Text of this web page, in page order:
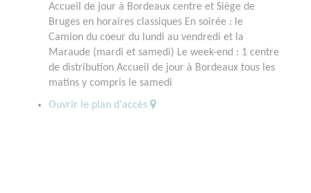
Accueil de jour à Bordeaux centre et Siège de
Bruges en horaires classiques En soirée : le
Camion du coeur du lundi au vendredi et la
Maraude (mardi et samedi) Le week-end : 1 centre
de distribution Accueil de jour à Bordeaux tous les
matins y compris le samedi
Ouvrir le plan d'accès